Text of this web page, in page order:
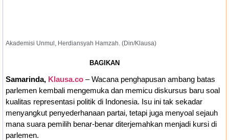
Akademisi Unmul, Herdiansyah Hamzah. (Din/Klausa)
BAGIKAN
Samarinda, Klausa.co – Wacana penghapusan ambang batas
parlemen kembali mengemuka dan memicu diskursus baru soal
kualitas representasi politik di Indonesia. Isu ini tak sekadar
menyangkut penyederhanaan partai, tetapi juga menyoal sejauh
mana suara pemilih benar-benar diterjemahkan menjadi kursi di
parlemen.